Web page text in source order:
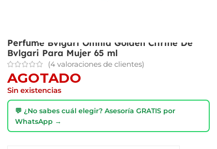
Perfume Bvlgari Omnia Golden Citrine De
Bvlgari Para Mujer 65 ml
(4 valoraciones de clientes)
AGOTADO
Sin existencias
💬 ¿No sabes cuál elegir? Asesoría GRATIS por
WhatsApp →